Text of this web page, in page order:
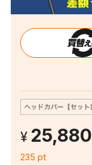
25,880
235 pt